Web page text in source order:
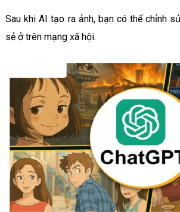
Sau khi AI tạo ra ảnh, bạn có thể chỉnh
sẻ ở trên mạng xã hội.